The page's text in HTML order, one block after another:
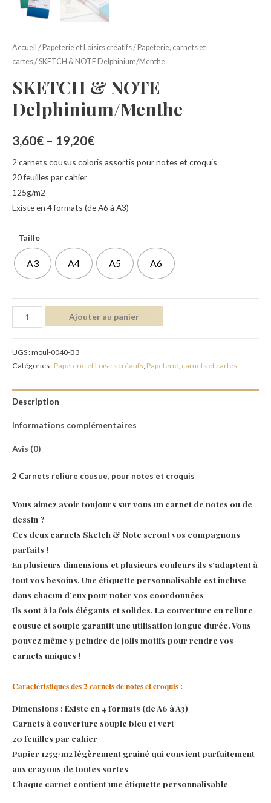
Accueil / Papeterie et Loisirs créatifs/ Papeterie, carnets et
cartes/ SKETCH & NOTE Delphinium/Menthe
SKETCH & NOTE
Delphinium/Menthe
3,60€ – 19,20€
2 carnets cousus coloris assortis pour notes et croquis
20 feuilles par cahier
125g/m2
Existe en 4 formats (de A6 à A3)
Taille
A3 A4 A5 A6
Ajouter au panier
UGS :moul-0040-B3
Catégories : Papeterie et Loisirs créatifs Papeterie, carnets et cartes
Description
Informations complémentaires
Avis (0)
2 Carnets reliure cousue, pour notes et croquis
Vous aimez avoir toujours sur vous un carnet de notes ou de
dessin ?
Ces deux carnets Sketch & Note seront vos compagnons
parfaits !
En plusieurs dimensions et plusieurs couleurs ils s’adaptent à
tout vos besoins. Une étiquette personnalisable est incluse
dans chacun d’eux pour noter vos coordonnées
Ils sont à la fois élégants et solides. La couverture en reliure
cousue et souple garantit une utilisation longue durée. Vous
pouvez même y peindre de jolis motifs pour rendre vos
carnets uniques !
Caractéristiques des 2 carnets de notes et croquis :
Dimensions : Existe en 4 formats (de A6 à A3)
Carnets à couverture souple bleu et vert
20 feuilles par cahier
Papier 125g/m2 légèrement grainé qui convient parfaitement
aux crayons de toutes sortes
Chaque carnet contient une étiquette personnalisable